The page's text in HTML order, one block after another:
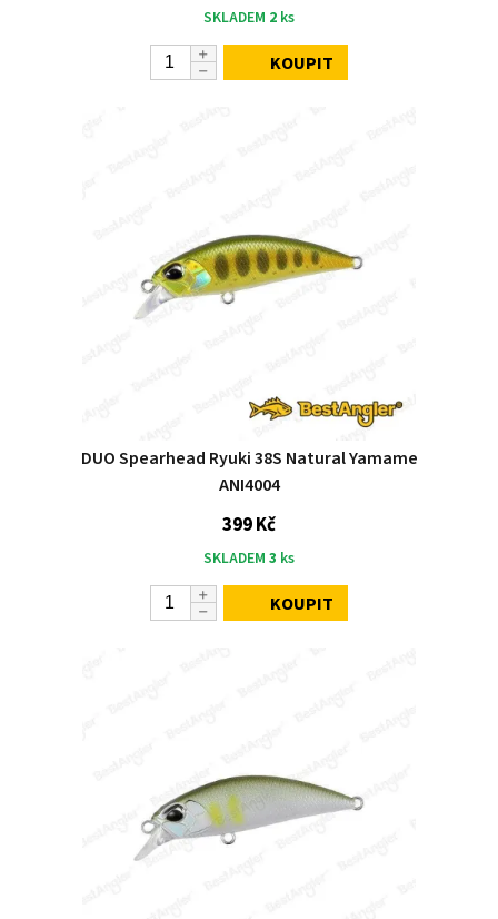
SKLADEM 2 ks
KOUPIT
DUO Spearhead Ryuki 38S Natural Yamame
ANI4004
399 Kč
SKLADEM 3 ks
KOUPIT